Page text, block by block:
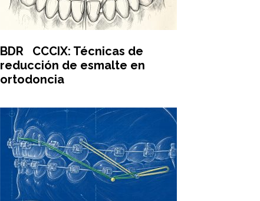
BDR CCCIX: Técnicas de
reducción de esmalte en
ortodoncia